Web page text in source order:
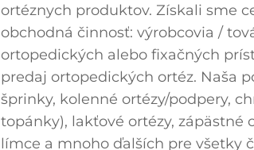
ortéznych produktov. Získali sme
obchodná činnosť: výrobcovia /
ortopedických alebo fixačných
predaj ortopedických ortéz. Naša
šprinky, kolenné ortézy/podpery,
topánky), lakťové ortézy, zápästné
límce a mnoho ďalších pre všetky